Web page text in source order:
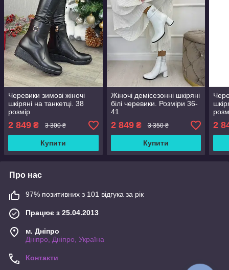
Черевики зимові жіночі
шкіряні на танкетці. 38
розмір
2 849 ₴ 3 300 ₴
Купити
Жіночі демісезонні шкіряні
білі черевики. Розміри 36-
41
2 849₴ 3 350 ₴
Купити
2
Про нас
97% позитивних з 101 відгука за рік
Працює з 25.04.2013
м. Дніпро
Дніпро, Дніпро, Україна
Контакти